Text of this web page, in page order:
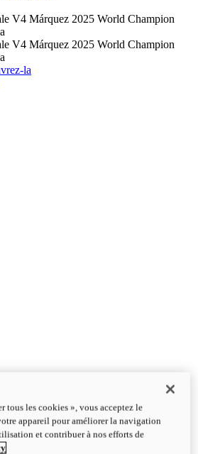
V4 Márquez 2025 World Champion
V4 Márquez 2025 World Champion
la
tous les cookies », vous acceptez le
appareil pour améliorer la navigation
et contribuer à nos efforts de